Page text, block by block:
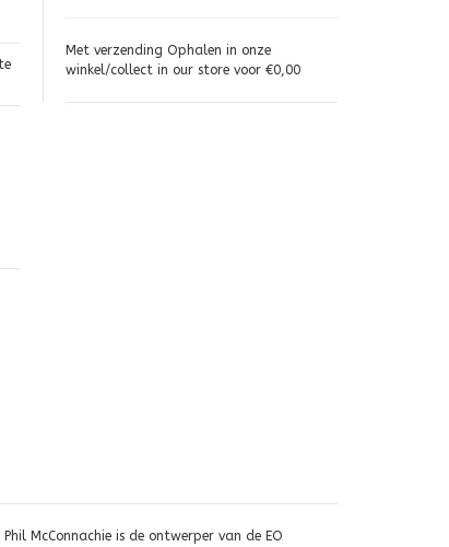
Met verzending Ophalen in onze
winkel/collect in our store voor €0,00
McConnachie is de ontwerper van de EO